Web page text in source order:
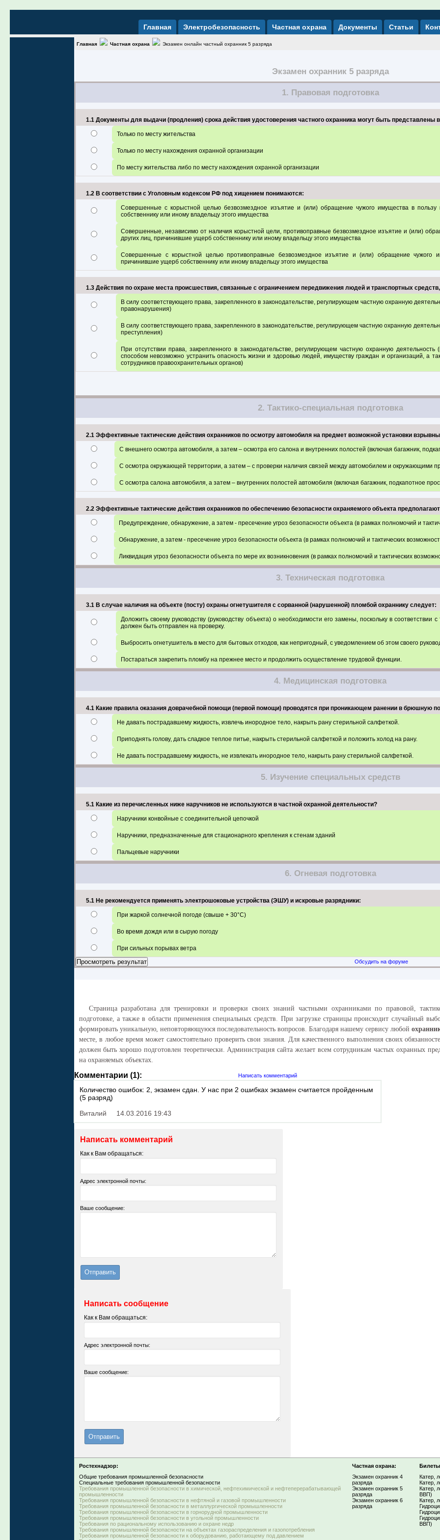
Главная Электробезопасность Частная охрана Документы Статьи
Главная Частная охрана Экзамен онлайн частный охранник 5 разряда
Экзамен охранник 5 разряда
1. Правовая подготовка
1.1 Документы для выдачи (продления) срока действия удостоверения частного охранника могут быть представлены
Только по месту жительства
Только по месту нахождения охранной организации
По месту жительства либо по месту нахождения охранной организации
1.2 В соответствии с Уголовным кодексом РФ под хищением понимаются:
Совершенные с корыстной целью безвозмездное изъятие и (или) обращение чужого имущества в пользу
собственнику или иному владельцу этого имущества
Совершенные, независимо от наличия корыстной цели, противоправные безвозмездное изъятие и (или)
других лиц, причинившие ущерб собственнику или иному владельцу этого имущества
Совершенные с корыстной целью противоправные безвозмездное изъятие и (или) обращение чужого
причинившие ущерб собственнику или иному владельцу этого имущества
1.3 Действия по охране места происшествия, связанные с ограничением передвижения людей и транспортных
В силу соответствующего права, закрепленного в законодательстве, регулирующем частную охранную
правонарушения)
В силу соответствующего права, закрепленного в законодательстве, регулирующем частную охранную
преступления)
При отсутствии права, закрепленного в законодательстве, регулирующем частную охранную
способом невозможно устранить опасность жизни и здоровью людей, имуществу граждан и организаций, а
сотрудников правоохранительных органов)
2. Тактико-специальная подготовка
2.1 Эффективные тактические действия охранников по осмотру автомобиля на предмет возможной установки
С внешнего осмотра автомобиля, а затем – осмотра его салона и внутренних полостей (включая багажник,
С осмотра окружающей территории, а затем – с проверки наличия связей между автомобилем и окружающими
С осмотра салона автомобиля, а затем – внутренних полостей автомобиля (включая багажник, подкапотное
2.2 Эффективные тактические действия охранников по обеспечению безопасности охраняемого объекта
Предупреждение, обнаружение, а затем - пресечение угроз безопасности объекта (в рамках полномочий и
Обнаружение, а затем - пресечение угроз безопасности объекта (в рамках полномочий и тактических
Ликвидация угроз безопасности объекта по мере их возникновения (в рамках полномочий и тактических
3. Техническая подготовка
3.1 В случае наличия на объекте (посту) охраны огнетушителя с сорванной (нарушенной) пломбой охраннику следует:
Доложить своему руководству (руководству объекта) о необходимости его замены, поскольку в соответствии
должен быть отправлен на проверку.
Выбросить огнетушитель в место для бытовых отходов, как непригодный, с уведомлением об этом своего
Постараться закрепить пломбу на прежнее место и продолжить осуществление трудовой функции.
4. Медицинская подготовка
4.1 Какие правила оказания доврачебной помощи (первой помощи) проводятся при проникающем ранении в брюшную
Не давать пострадавшему жидкость, извлечь инородное тело, накрыть рану стерильной салфеткой.
Приподнять голову, дать сладкое теплое питье, накрыть стерильной салфеткой и положить холод на рану.
Не давать пострадавшему жидкость, не извлекать инородное тело, накрыть рану стерильной салфеткой.
5. Изучение специальных средств
5.1 Какие из перечисленных ниже наручников не используются в частной охранной деятельности?
Наручники конвойные с соединительной цепочкой
Наручники, предназначенные для стационарного крепления к стенам зданий
Пальцевые наручники
6. Огневая подготовка
5.1 Не рекомендуется применять электрошоковые устройства (ЭШУ) и искровые разрядники:
При жаркой солнечной погоде (свыше + 30°С)
Во время дождя или в сырую погоду
При сильных порывах ветра
Обсудить на форуме
Страница разработана для тренировки и проверки своих знаний частными охранниками по правовой,
подготовке, а также в области применения специальных средств. При загрузке страницы происходит случайный
формировать уникальную, неповторяющуюся последовательность вопросов. Благодаря нашему сервису любой
месте, в любое время может самостоятельно проверить свои знания. Для качественного выполнения своих
должен быть хорошо подготовлен теоретически. Администрация сайта желает всем сотрудникам частых охранных
на охраняемых объектах.
Комментарии (1): Написать комментарий
Количество ошибок: 2, экзамен сдан. У нас при 2 ошибках экзамен считается пройденным
(5 разряд)
Виталий
14.03.2016 19:43
Написать комментарий
Как к Вам обращаться:
Адрес электронной почты:
Ваше сообщение:
Написать сообщение
Как к Вам обращаться:
Адрес электронной почты:
Ваше сообщение:
Ростехнадзор:
Общие требования промышленной безопасности
Специальные требования промышленной безопасности
Требования промышленной безопасности в химической, нефтехимической и нефтеперерабатывающей
промышленности
Требования промышленной безопасности в нефтяной и газовой промышленности
Требования промышленной безопасности в металлургической промышленности
Требования промышленной безопасности в горнорудной промышленности
Требования промышленной безопасности в угольной промышленности
Требования по рациональному использованию и охране недр
Требования промышленной безопасности на объектах газораспределения и газопотребления
Требования промышленной безопасности к оборудованию, работающему под давлением
Частная охрана:
Экзамен охранник 4
разряда
Экзамен охранник 5
разряда
Экзамен охранник 6
разряда
Катер,
Катер,
Катер,
ВВП)
Катер,
ВВП)